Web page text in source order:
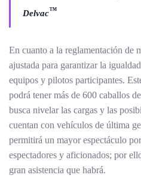
Delvac™️
En cuanto a la reglamentación de
ajustada para garantizar la
equipos y pilotos participantes.
podrá tener más de 600 caballos
busca nivelar las cargas y las
cuentan con vehículos de última
permitirá un mayor espectáculo
espectadores y aficionados; por
gran asistencia que habrá.